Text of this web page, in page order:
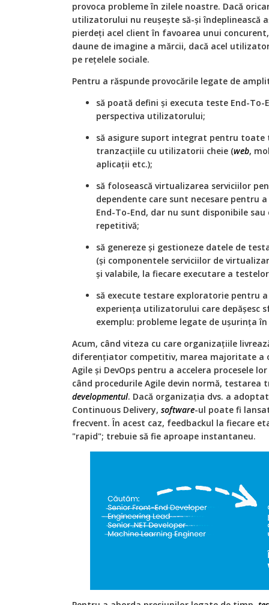
provoca probleme în zilele noastre. Dacă
utilizatorului nu reușește să-și îndeplinească
pierdeți acel client în favoarea unui
daune de imagine a mărcii, dacă acel
pe rețelele sociale.
Pentru a răspunde provocările legate de
să poată defini și executa teste End-
perspectiva utilizatorului;
să asigure suport integrat pentru toate
tranzacțiile cu utilizatorii cheie (web,
aplicații etc.);
să folosească virtualizarea serviciilor
dependente care sunt necesare pentru
End-To-End, dar nu sunt disponibile
repetitivă;
să genereze și gestioneze datele de
(și componentele serviciilor de
și valabile, la fiecare executare a
să execute testare exploratorie pentru
experiența utilizatorului care depășesc
exemplu: probleme legate de ușurința
Acum, când viteza cu care organizațiile
diferențiator competitiv, marea majoritate a
Agile și DevOps pentru a accelera procesele
când procedurile Agile devin normă, testarea
developmentul. Dacă organizația dvs. a
Continuous Delivery, software-ul poate fi
frecvent. În acest caz, feedbackul la fiecare
"rapid"; trebuie să fie aproape instantaneu.